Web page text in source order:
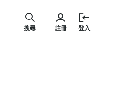
註冊 登入
搜尋